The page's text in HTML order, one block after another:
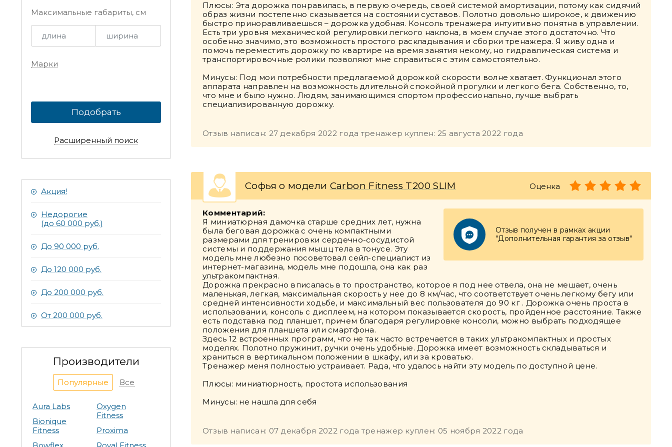
Максимальные габариты, см
Марки
Подобрать
Расширенный поиск
Акция!
Недорогие
(до 60 000 руб.)
До 90 000 руб.
До 120 000 руб.
До 200 000 руб.
От 200 000 руб.
Производители
Популярные Все
Aura Labs
Bionique
Fitness
Oxygen
Fitness
Proxima
Плюсы: Эта дорожка понравилась, в первую очередь, своей системой амортизации, потому как сидячий
образ жизни постепенно сказывается на состоянии суставов. Полотно довольно широкое, к движению
быстро приноравливаешься – дорожка удобная. Консоль тренажера интуитивно понятна в управлении.
Есть три уровня механической регулировки легкого наклона, в моем случае этого достаточно. Что
особенно значимо, это возможность простого раскладывания и сборки тренажера. Я живу одна и
помочь переместить дорожку по квартире на время занятия некому, но гидравлическая система и
транспортировочные ролики позволяют мне справиться с этим самостоятельно.
Минусы: Под мои потребности предлагаемой дорожкой скорости волне хватает. Функционал этого
аппарата направлен на возможность длительной спокойной прогулки и легкого бега. Собственно, то,
что мне и было нужно. Людям, занимающимся спортом профессионально, лучше выбрать
специализированную дорожку.
Отзыв написан: 27 декабря 2022 года тренажер куплен: 25 августа 2022 года
Софья о модели Carbon Fitness T200 SLIM Оценка
Отзыв получен в рамках акции
"Дополнительная гарантия за отзыв"
Комментарий:
Я миниатюрная дамочка старше средних лет, нужна
была беговая дорожка с очень компактными
размерами для тренировки сердечно-сосудистой
системы и поддержания мышц тела в тонусе. Эту
модель мне любезно посоветовал сейл-специалист из
интернет-магазина, модель мне подошла, она как раз
ультракомпактная.
Дорожка прекрасно вписалась в то пространство, которое я под нее отвела, она не мешает, очень
маленькая, легкая, максимальная скорость у нее до 8 км/час, что соответствует очень легкому бегу или
средней интенсивности ходьбе, и максимальный вес пользователя до 90 кг . Дорожка очень проста в
использовании, консоль с дисплеем, на котором показывается скорость, пройденное расстояние. Также
есть подставка под планшет, причем благодаря регулировке консоли, можно выбрать подходящее
положения для планшета или смартфона.
Здесь 12 встроенных программ, что не так часто встречается в таких ультракомпактных и простых
моделях. Полотно пружинит, ручки очень удобные. Дорожка имеет возможность складываться и
храниться в вертикальном положении в шкафу, или за кроватью.
Тренажер меня полностью устраивает. Рада, что удалось найти эту модель по доступной цене.
Плюсы: миниатюрность, простота использования
Минусы: не нашла для себя
Отзыв написан: 07 декабря 2022 года тренажер куплен: 05 ноября 2022 года